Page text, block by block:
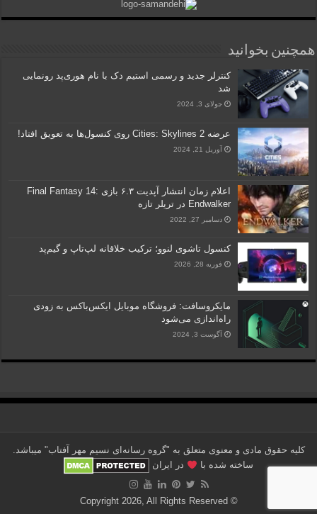
همچنین بخوانید
کنترلر جدید و رسمی استیم دک با نام هوری‌پد رونمایی
شد
جولای 3, 2024
عرضه Cities: Skylines 2 روی کنسول‌ها به تعویق افتاد!
آوریل 21, 2024
اعلام زمان انتشار آپدیت ۶.۳ بازی Final Fantasy 14:
Endwalker در تریلر تازه
دسامبر 27, 2022
کنسول تاشوی لنوو؛ ترکیب خلاقانه لپ‌تاپ و گیم‌پد
فوریه 28, 2026
مایکروسافت: فروشگاه موبایل ایکس‌باکس به زودی
راه‌اندازی می‌شود
آگوست 3, 2024
کلیه حقوق مادی و معنوی متعلق به "گروه رسانه‌ای نسیم مهر آفتاب" می‎باشد.
ساخته شده با
در ایران
© Copyright 2026, All Rights Reserved